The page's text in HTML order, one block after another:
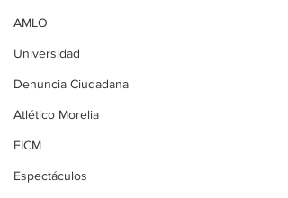
AMLO
Universidad
Denuncia Ciudadana
Atlético Morelia
FICM
Espectáculos